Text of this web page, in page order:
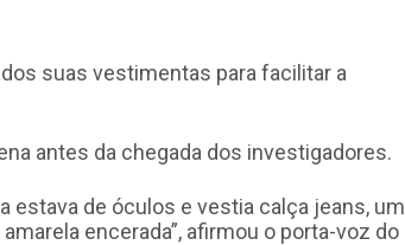
suas vestimentas para facilitar a
antes da chegada dos investigadores.
estava de óculos e vestia calça jeans, um
encerada”, afirmou o porta-voz do